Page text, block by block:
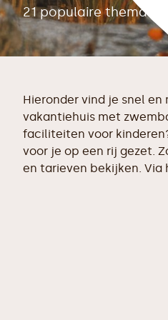
21 populaire thema's
Hieronder vind je snel
vakantiehuis met
faciliteiten voor
voor je op een rij gezet.
en tarieven bekijken.